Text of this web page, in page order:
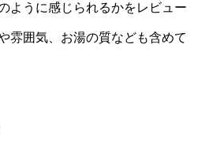
ように感じられるかをレビュー
雰囲気、お湯の質なども含めて